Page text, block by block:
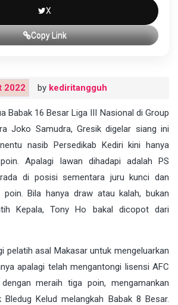
X
Copy Link
2022 by kediritangguh
Babak 16 Besar Liga III Nasional di Group
Joko Samudra, Gresik digelar siang ini
nasib Persedikab Kediri kini hanya
Apalagi lawan dihadapi adalah PS
di posisi sementara juru kunci dan
poin. Bila hanya draw atau kalah, bukan
Kepala, Tony Ho bakal dicopot dari
pelatih asal Makasar untuk mengeluarkan
apalagi telah mengantongi lisensi AFC
meraih tiga poin, mengamankan
Kelud melangkah Babak 8 Besar.